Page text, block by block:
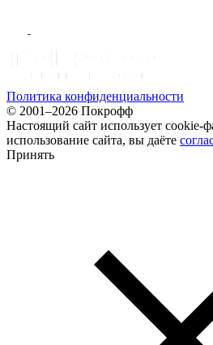
Политика конфиденциальности
© 2001–2026 Покрофф
Настоящий сайт использует cookie-
использование сайта, вы даёте
Принять